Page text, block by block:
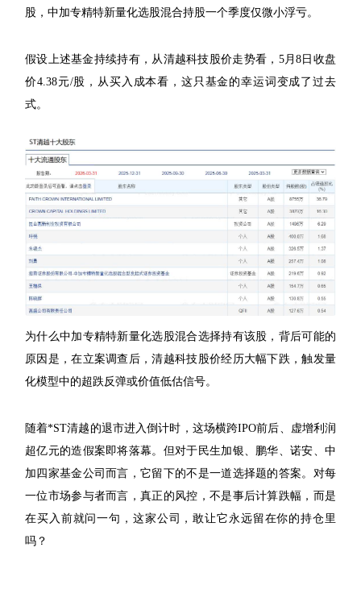
股，中加专精特新量化选股混合持股一个季度仅微小浮亏。
假设上述基金持续持有，从清越科技股价走势看，5月8日收盘
价4.38元/股，从买入成本看，这只基金的幸运词变成了过去
式。
为什么中加专精特新量化选股混合选择持有该股，背后可能的
原因是，在立案调查后，清越科技股价经历大幅下跌，触发量
化模型中的超跌反弹或价值低估信号。
随着*ST清越的退市进入倒计时，这场横跨IPO前后、虚增利润
超亿元的造假案即将落幕。但对于民生加银、鹏华、诺安、中
加四家基金公司而言，它留下的不是一道选择题的答案。对每
一位市场参与者而言，真正的风控，不是事后计算跌幅，而是
在买入前就问一句，这家公司，敢让它永远留在你的持仓里
吗？